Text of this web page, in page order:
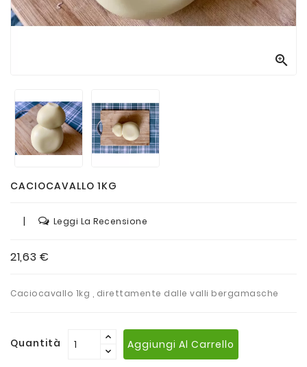
Vini
E

CACIOCAVALLO 1KG
| Leggi La Recensione
21,63 €
Caciocavallo 1kg , direttamente dalle valli bergamasche
Quantità Aggiungi Al Carrello